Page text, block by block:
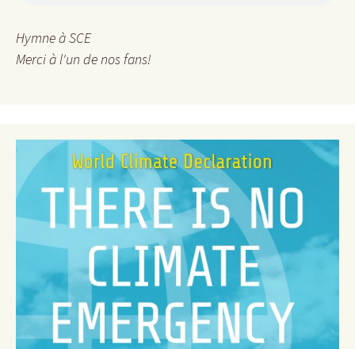
rHymne à SCE
Merci à l'un de nos fans!